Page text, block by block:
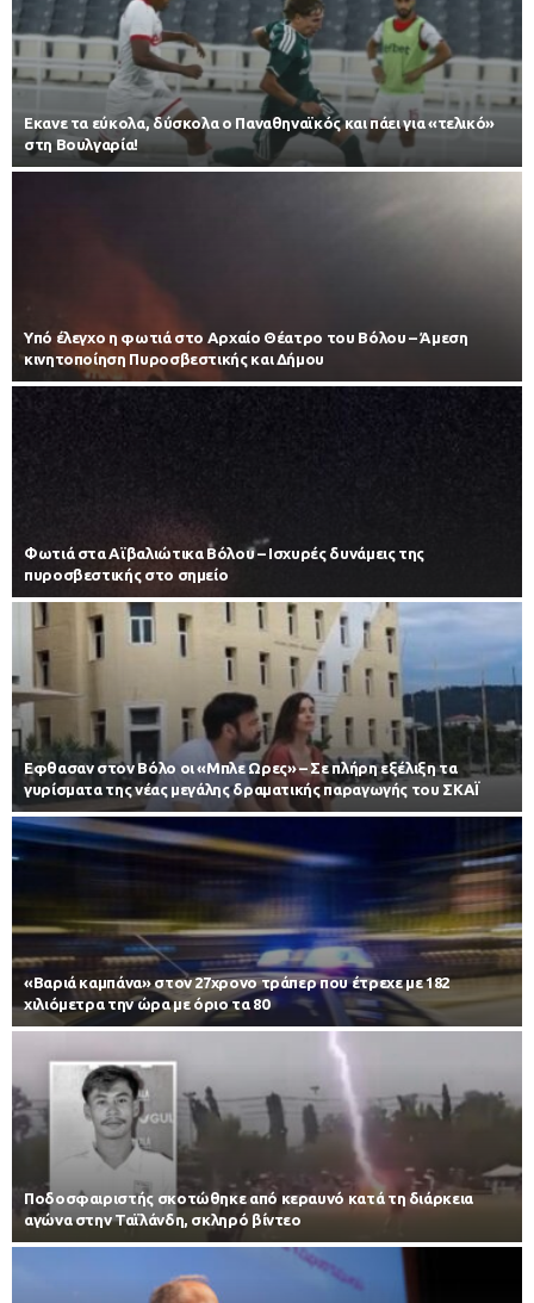
Εκανε τα εύκολα, δύσκολα ο Παναθηναϊκός και πάει για «τελικό»
στη Βουλγαρία!
Υπό έλεγχο η φωτιά στο Αρχαίο Θέατρο του Βόλου – Άμεση
κινητοποίηση Πυροσβεστικής και Δήμου
Φωτιά στα Αϊβαλιώτικα Βόλου – Ισχυρές δυνάμεις της
πυροσβεστικής στο σημείο
Εφθασαν στον Βόλο οι «Μπλε Ωρες» – Σε πλήρη εξέλιξη τα
γυρίσματα της νέας μεγάλης δραματικής παραγωγής του ΣΚΑΪ
«Βαριά καμπάνα» στον 27χρονο τράπερ που έτρεχε με 182
χιλιόμετρα την ώρα με όριο τα 80
Ποδοσφαιριστής σκοτώθηκε από κεραυνό κατά τη διάρκεια
αγώνα στην Ταϊλάνδη, σκληρό βίντεο